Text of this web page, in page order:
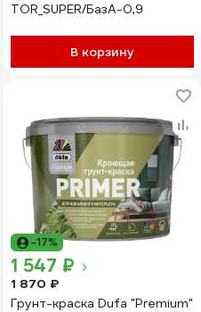
TOR_SUPER/БазА-0,9
В корзину
-17%
1 547 ₽
1 870 ₽
Грунт-краска Dufa "Premium"